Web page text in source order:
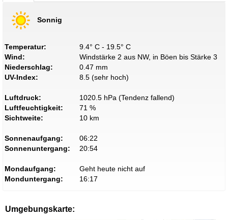
Sonnig
Temperatur:
9.4° C - 19.5° C
Wind:
Windstärke 2 aus NW, in Böen bis Stärke 3
Niederschlag:
0.47 mm
UV-Index:
8.5 (sehr hoch)
Luftdruck:
1020.5 hPa (Tendenz fallend)
Luftfeuchtigkeit:
71 %
Sichtweite:
10 km
Sonnenaufgang:
06:22
Sonnenuntergang:
20:54
Mondaufgang:
Geht heute nicht auf
Monduntergang:
16:17
Umgebungskarte: